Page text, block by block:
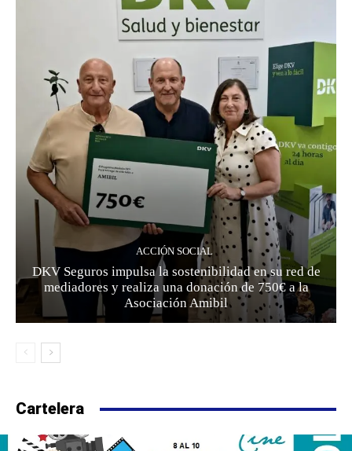
ACCIÓN SOCIAL
DKV Seguros impulsa la sostenibilidad en su red de
mediadores y realiza una donación de 750€ a la
Asociación Amibil
Cartelera